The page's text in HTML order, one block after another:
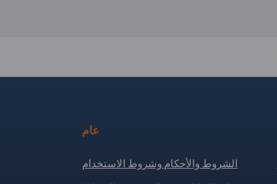
عام
الشروط والأحكام وشروط الاستخدام